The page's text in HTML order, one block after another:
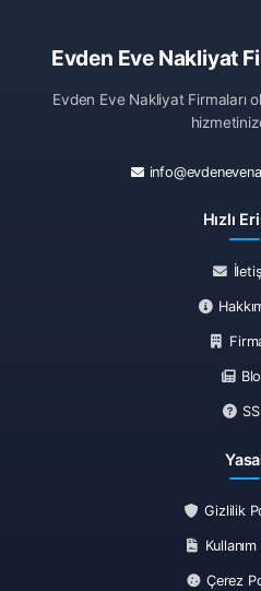
Evden Eve Nakliyat
Evden Eve Nakliyat Firmaları
Hızlı
Gizlilik
Çerez